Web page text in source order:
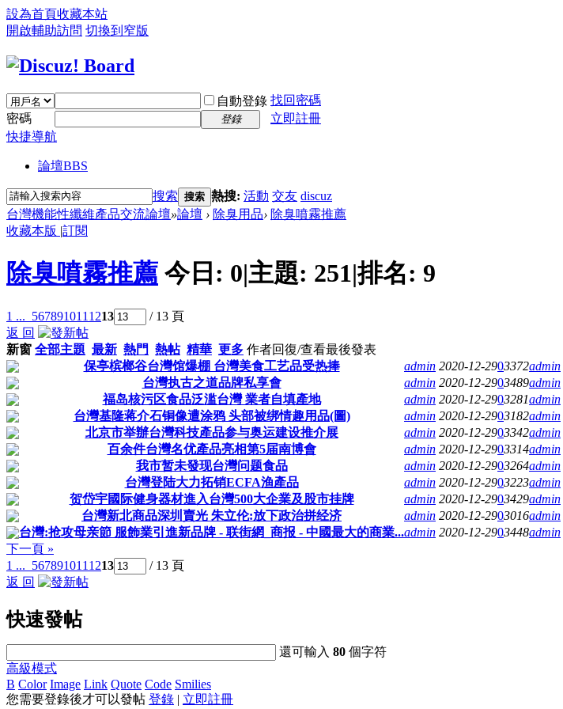
設為首頁收藏本站
開啟輔助訪問 切換到窄版
自動登錄 找回密碼
密碼
登錄
立即註冊
快捷導航
論壇BBS
搜索 搜索 熱搜: 活動 交友 discuz
台灣機能性纖維產品交流論壇»論壇 › 除臭用品› 除臭噴霧推薦
收藏本版 |訂閱
除臭噴霧推薦 今日: 0|主題: 251|排名: 9
1 ... 567891011 1213
/ 13 頁
返 回
新窗 全部主題 最新 熱門 熱帖 精華 更多 作者回復/查看最後發表
保亭槟榔谷台灣馆爆棚 台灣美食工艺品受热捧
admin 2020-12-2903372admin
台灣执古之道品牌私享會
admin 2020-12-2903489admin
福岛核污区食品泛滥台灣 業者自填產地
admin 2020-12-2903281admin
台灣基隆蒋介石铜像遭涂鸦 头部被绑情趣用品(圖)
admin 2020-12-2903182admin
北京市举辦台灣科技產品参与奥运建设推介展
admin 2020-12-2903342admin
百余件台灣名优產品亮相第5届南博會
admin 2020-12-2903314admin
我市暂未發现台灣问题食品
admin 2020-12-2903264admin
台灣登陆大力拓销ECFA渔產品
admin 2020-12-2903223admin
贺岱宇國际健身器材進入台灣500大企業及股市挂牌
admin 2020-12-2903429admin
台灣新北商品深圳賣光 朱立伦:放下政治拼经济
admin 2020-12-2903016admin
台灣:抢攻母亲節 服飾業引進新品牌 - 联街網_商报 - 中國最大的商業...admin 2020-12-2903448admin
下一頁 »
1 ... 567891011 1213
/ 13 頁
返 回
快速發帖
還可輸入80 個字符
高級模式
B Color Image Link Quote Code Smilies
您需要登錄後才可以發帖 登錄 | 立即註冊